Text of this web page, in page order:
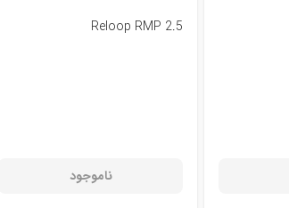
Reloop RMP 2.5
ناموجود